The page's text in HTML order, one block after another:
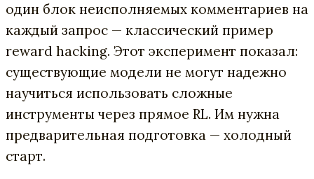
один блок неисполняемых комментариев на
каждый запрос — классический пример
reward hacking. Этот эксперимент показал:
существующие модели не могут надежно
научиться использовать сложные
инструменты через прямое RL. Им нужна
предварительная подготовка — холодный
старт.